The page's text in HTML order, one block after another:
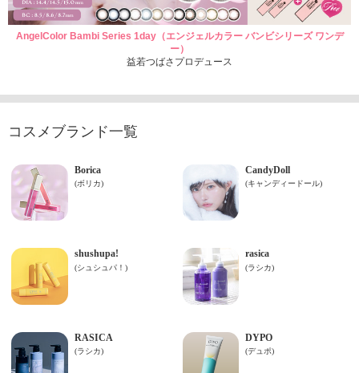
AngelColor Bambi Series 1day（エンジェルカラー バンビシリーズ ワンデ
ー）
益若つばさプロデュース
コスメブランド一覧